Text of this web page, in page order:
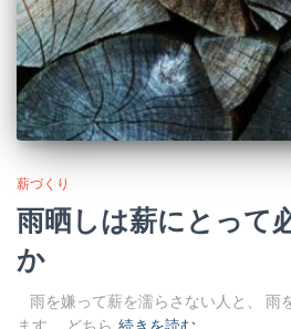
薪づくり
雨晒しは薪にとって
か
雨を嫌って薪を濡らさない人と、 雨